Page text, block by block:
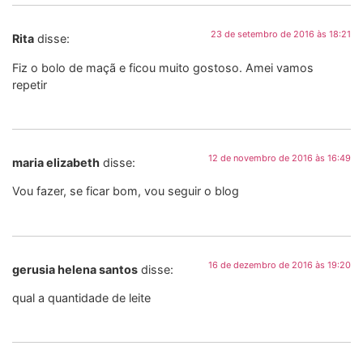
Rita disse: 23 de setembro de 2016 às 18:21
Fiz o bolo de maçã e ficou muito gostoso. Amei vamos
repetir
maria elizabeth disse: 12 de novembro de 2016 às 16:49
Vou fazer, se ficar bom, vou seguir o blog
gerusia helena santos disse: 16 de dezembro de 2016 às 19:20
qual a quantidade de leite